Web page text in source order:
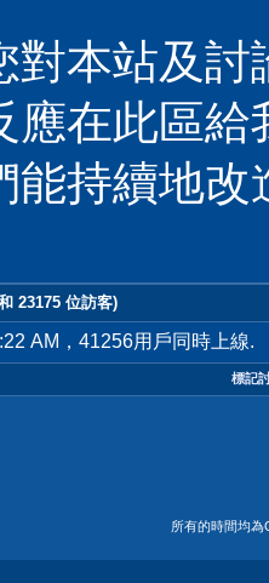
對本站及討
應在此區給
能持續地改
23175 位訪客)
AM，41256用戶同時上線.
標記
所有的時間均為